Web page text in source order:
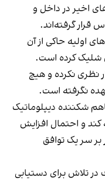
اخیر در داخل و
قرار گرفته‌اند.
اولیه حاکی از آن
شلیک کرده است.
نظری نکرده و هیچ
نگرفته است.
شکننده دیپلوماتیک
کند و احتمال افزایش
بر سر یک توافق
تلاش برای دستیابی